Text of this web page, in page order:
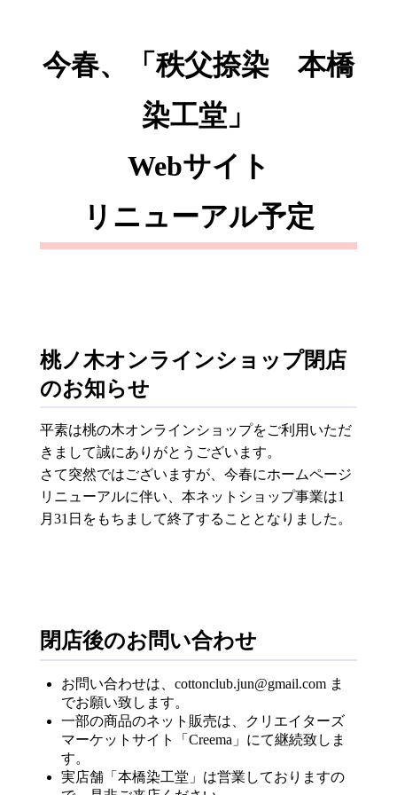
今春、「秩父捺染 本橋
染工堂」
Webサイト
リニューアル予定
桃ノ木オンラインショップ閉店
のお知らせ
平素は桃の木オンラインショップをご利用いただ
きまして誠にありがとうございます。
さて突然ではございますが、今春にホームページ
リニューアルに伴い、本ネットショップ事業は1
月31日をもちまして終了することとなりました。
閉店後のお問い合わせ
お問い合わせは、cottonclub.jun@gmail.com ま
でお願い致します。
一部の商品のネット販売は、クリエイターズ
マーケットサイト「Creema」にて継続致しま
す。
実店舗「本橋染工堂」は営業しておりますの